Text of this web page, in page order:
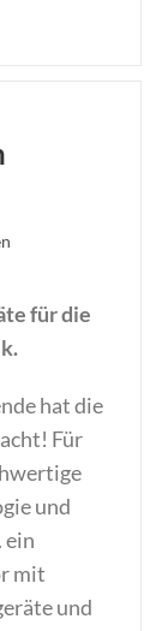
für die
hat die
Für
und
ein
mit
und